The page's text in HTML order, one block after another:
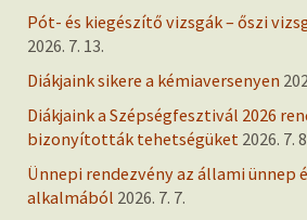
Pót- és kiegészítő vizsgák – őszi
2026. 7. 13.
Diákjaink sikere a kémiaversenyen
Diákjaink a Szépségfesztivál 2026
bizonyították tehetségüket 2026. 7.
Ünnepi rendezvény az állami ünnep
alkalmából 2026. 7. 7.